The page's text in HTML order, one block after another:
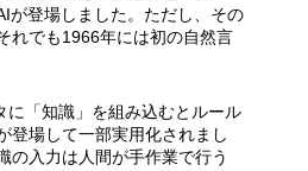
が登場しました。ただし、その
れでも1966年には初の自然言
「知識」を組み込むとルール
登場して一部実用化されまし
の入力は人間が手作業で行う